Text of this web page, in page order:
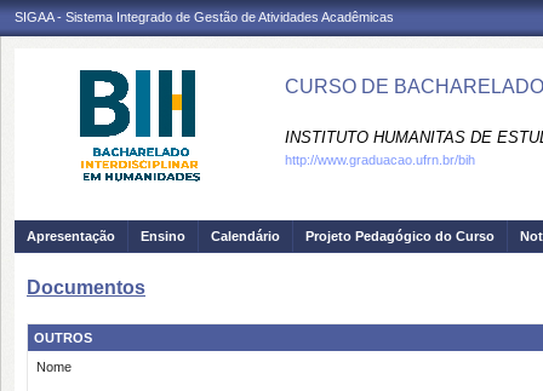
SIGAA - Sistema Integrado de Gestão de Atividades Acadêmicas
CURSO DE
INSTITUTO HUMANITAS DE
http://www.graduacao.ufrn.br/bih
Apresentação Ensino Calendário Projeto Pedagógico do Curso
Documentos
OUTROS
Nome